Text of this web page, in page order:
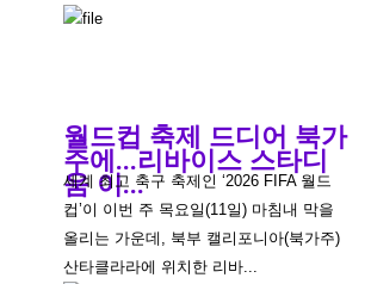
월드컵 축제 드디어 북가
주에...리바이스 스타디
움 이...
세계 최고 축구 축제인 ‘2026 FIFA 월드
컵’이 이번 주 목요일(11일) 마침내 막을
올리는 가운데, 북부 캘리포니아(북가주)
산타클라라에 위치한 리바...